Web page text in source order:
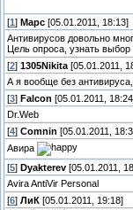
[1 ] Марс [05.01.2011, 18:13]
Антивирусов довольно
Цель опроса, узнать
[2] 1305Nikita [05.01.2011,
А я вообще без
[3] Falcon [05.01.2011,
Dr.Web
[4] Comnin [05.01.2011,
Авира
[5] Dyakterev [05.01.2011,
Avira AntiVir Personal
[6] ЛиК [05.01.2011, 19:18]